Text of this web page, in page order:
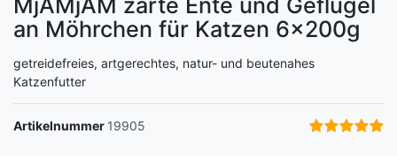
MjAMjAM zarte Ente und Geflügel
an Möhrchen für Katzen 6x200g
getreidefreies, artgerechtes, natur- und beutenahes
Katzenfutter
Artikelnummer 19905